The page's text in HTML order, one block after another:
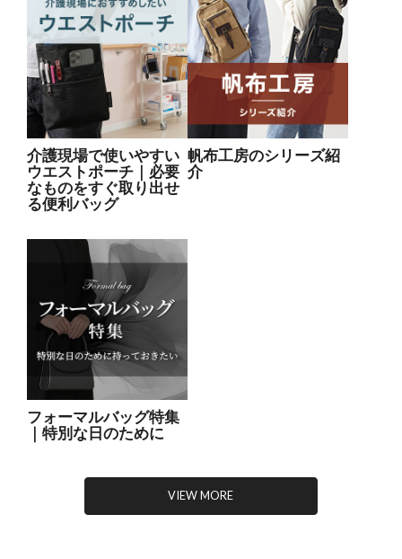
介護現場で使いやすい
ウエストポーチ｜必要
なものをすぐ取り出せ
る便利バッグ
帆布工房のシリーズ紹
介
フォーマルバッグ特集
｜特別な日のために
VIEW MORE